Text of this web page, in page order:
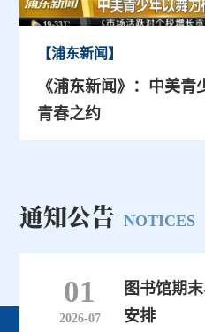
【浦东新闻】
《浦东新闻》：中美
青春之约
通知公告 NOTICES
01
2026-07
图书馆期
安排